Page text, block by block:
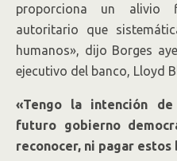
proporciona un alivio
autoritario que
humanos», dijo Borges
ejecutivo del banco, Lloyd
«Tengo la intención
futuro gobierno
reconocer, ni pagar estos